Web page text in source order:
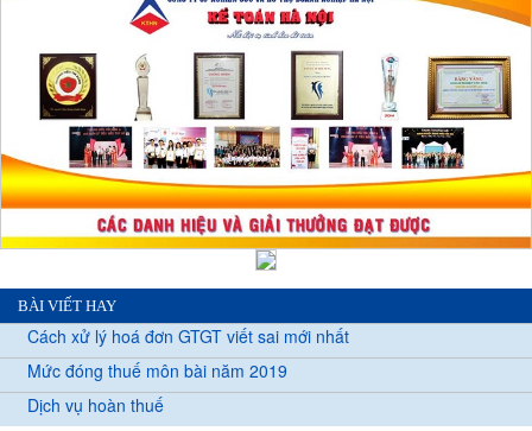
BÀI VIẾT HAY
Cách xử lý hoá đơn GTGT viết sai mới nhất
Mức đóng thuế môn bài năm 2019
Dịch vụ hoàn thuế